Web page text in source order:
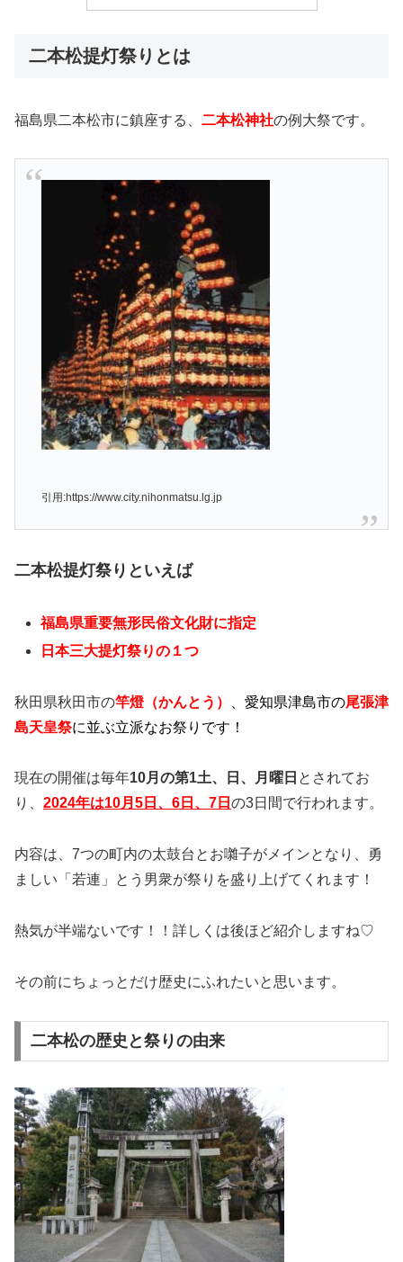
二本松提灯祭りとは
福島県二本松市に鎮座する、 二本松神社の例大祭です。
引用:https://www.city.nihonmatsu.lg.jp
二本松提灯祭りといえば
福島県重要無形民俗文化財に指定
日本三大提灯祭りの１つ
秋田県秋田市の竿燈（かんとう） 、愛知県津島市の尾張津
島天皇祭に並ぶ立派なお祭りです！
現在の開催は毎年10月の第1土、日、月曜日 とされてお
り、 2024年は10月5日、6日、7日 の3日間で行われます。
内容は、7つの町内の太鼓台とお囃子がメインとなり、勇
ましい「若連」とう男衆が祭りを盛り上げてくれます！
熱気が半端ないです！！詳しくは後ほど紹介しますね♡
その前にちょっとだけ歴史にふれたいと思います。
二本松の歴史と祭りの由来